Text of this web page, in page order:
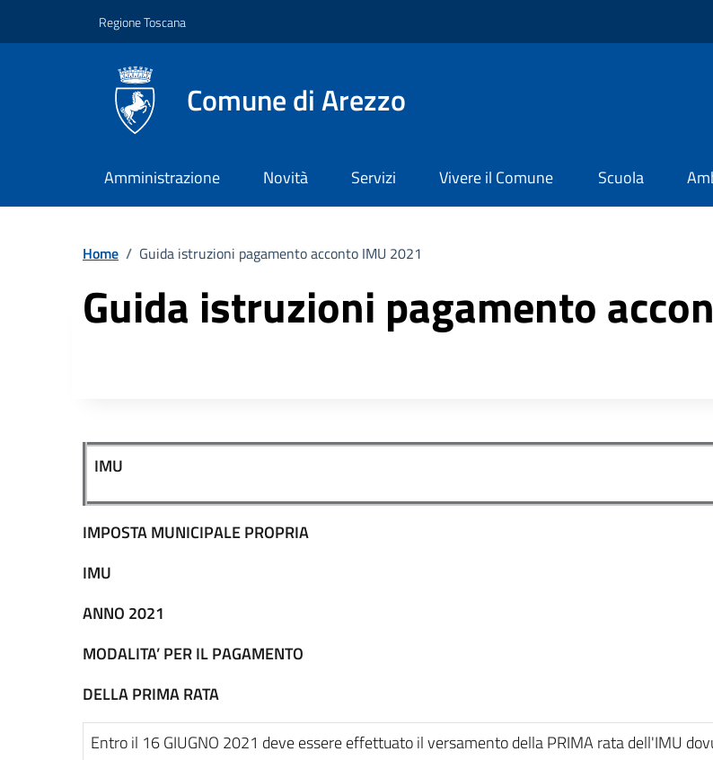
Regione Toscana
Comune di Arezzo
Amministrazione Novità Servizi Vivere il Comune Scuola
Home / Guida istruzioni pagamento acconto IMU 2021
Guida istruzioni pagamento
Descrizione completa
IMU
IMPOSTA MUNICIPALE PROPRIA
IMU
ANNO 2021
MODALITA’ PER IL PAGAMENTO
DELLA PRIMA RATA
Entro il 16 GIUGNO 2021 deve essere effettuato il versamento della PRIMA rata dell'IMU